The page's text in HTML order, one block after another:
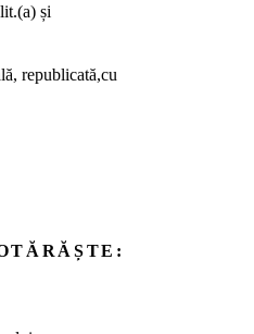
și
republicată,cu